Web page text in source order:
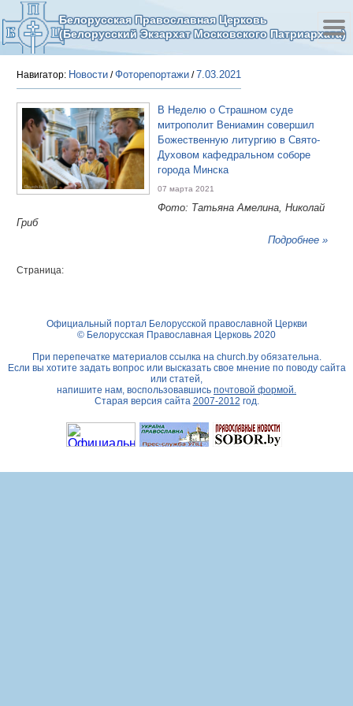
Белорусская Православная Церковь
(Белорусский Экзархат Московского Патриархата)
Навигатор: Новости /Фоторепортажи /7.03.2021
В Неделю о Страшном суде
митрополит Вениамин совершил
Божественную литургию в Свято-
Духовом кафедральном соборе
города Минска
07 марта 2021
Фото: Татьяна Амелина, Николай
Гриб
Подробнее »
Страница:
Официальный портал Белорусской православной Церкви
© Белорусская Православная Церковь 2020
При перепечатке материалов ссылка на church.byобязательна.
Если вы хотите задать вопрос или высказать свое мнение по поводу сайта
или статей,
напишите нам, воспользовавшись почтовой формой.
Старая версия сайта 2007-2012 год.